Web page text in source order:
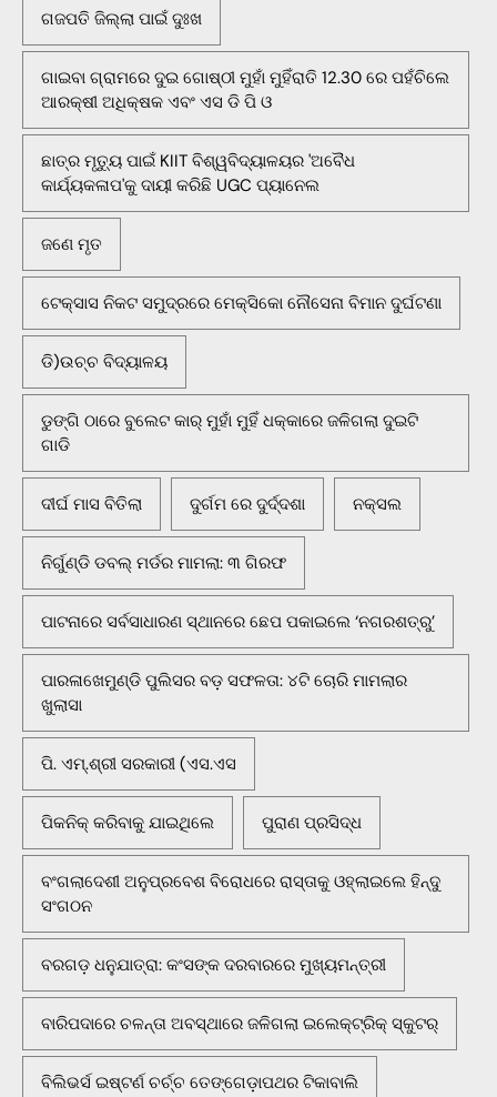
ଗଜପତି ଜିଲ୍ଲା ପାଇଁ ଦୁଃଖ
ଗାଇବା ଗ୍ରାମରେ ଦୁଇ ଗୋଷ୍ଠୀ ମୁହାଁ ମୁହିଁରାତି 12.30 ରେ ପହଁଚିଲେ
ଆରକ୍ଷୀ ଅଧିକ୍ଷକ ଏବଂ ଏସ ଡି ପି ଓ
ଛାତ୍ର ମୃତ୍ୟୁ ପାଇଁ KIIT ବିଶ୍ୱବିଦ୍ୟାଳୟର 'ଅବୈଧ
କାର୍ଯ୍ୟକଳାପ'କୁ ଦାୟୀ କରିଛି UGC ପ୍ୟାନେଲ
ଜଣେ ମୃତ
ଟେକ୍ସାସ ନିକଟ ସମୁଦ୍ରରେ ମେକ୍ସିକୋ ନୌସେନା ବିମାନ ଦୁର୍ଘଟଣା
ଡି)ଉଚ୍ଚ ବିଦ୍ୟାଳୟ
ଡୁଙ୍ଗି ଠାରେ ବୁଲେଟ କାର୍ ମୁହାଁ ମୁହିଁ ଧକ୍କାରେ ଜଳିଗଲା ଦୁଇଟି
ଗାଡି
ଦୀର୍ଘ ମାସ ବିତିଲା ଦୁର୍ଗମ ରେ ଦୁର୍ଦ୍ଦଶା ନକ୍ସଲ
ନିର୍ଗୁଣ୍ଡି ଡବଲ୍ ମର୍ଡର ମାମଲା: ୩ ଗିରଫ
ପାଟନାରେ ସର୍ବସାଧାରଣ ସ୍ଥାନରେ ଛେପ ପକାଇଲେ ‘ନଗରଶତ୍ରୁ’
ପାରଳାଖେମୁଣ୍ଡି ପୁଲିସର ବଡ଼ ସଫଳତା: ୪ଟି ଚୋରି ମାମଲାର
ଖୁଲାସା
ପି. ଏମ୍.ଶ୍ରୀ ସରକାରୀ (ଏସ.ଏସ
ପିକନିକ୍‌ କରିବାକୁ ଯାଇଥିଲେ ପୁରାଣ ପ୍ରସିଦ୍ଧ
ବଂଗଲାଦେଶୀ ଅନୁପ୍ରବେଶ ବିରୋଧରେ ରାସ୍ତାକୁ ଓହ୍ଲାଇଲେ ହିନ୍ଦୁ
ସଂଗଠନ
ବରଗଡ଼ ଧନୁଯାତ୍ରା: କଂସଙ୍କ ଦରବାରରେ ମୁଖ୍ୟମନ୍ତ୍ରୀ
ବାରିପଦାରେ ଚଳନ୍ତା ଅବସ୍ଥାରେ ଜଳିଗଲା ଇଲେକ୍ଟ୍ରିକ୍ ସ୍କୁଟର୍
ବିଲିଭର୍ସ ଇଷ୍ଟର୍ଣ ଚର୍ଚ୍ଚ ତେଙ୍ଗେଡ଼ାପଥର ଟିକାବାଲି